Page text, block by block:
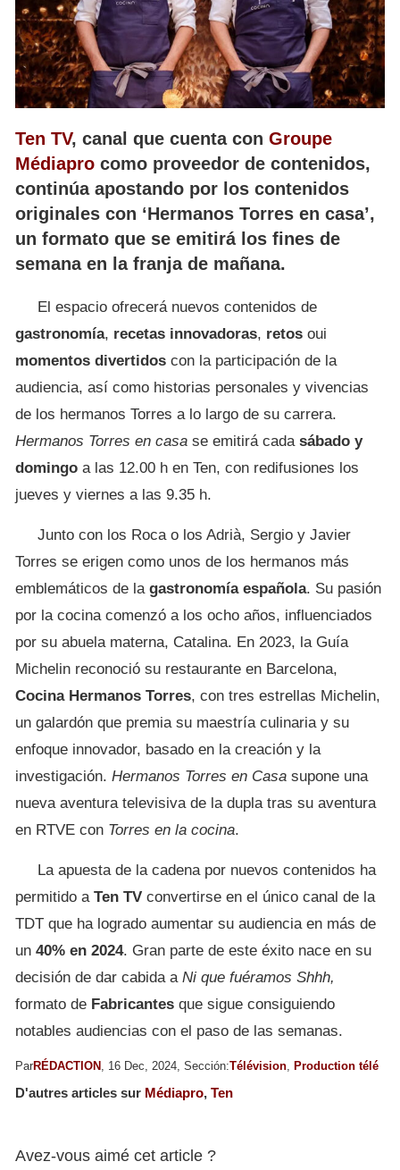
Ten TV, canal que cuenta con Groupe
Médiapro como proveedor de contenidos,
continúa apostando por los contenidos
originales con ‘Hermanos Torres en casa’,
un formato que se emitirá los fines de
semana en la franja de mañana.
El espacio ofrecerá nuevos contenidos de
gastronomía, recetas innovadoras, retos oui
momentos divertidos con la participación de la
audiencia, así como historias personales y vivencias
de los hermanos Torres a lo largo de su carrera.
Hermanos Torres en casa se emitirá cada sábado y
domingo a las 12.00 h en Ten, con redifusiones los
jueves y viernes a las 9.35 h.
Junto con los Roca o los Adrià, Sergio y Javier
Torres se erigen como unos de los hermanos más
emblemáticos de la gastronomía española. Su pasión
por la cocina comenzó a los ocho años, influenciados
por su abuela materna, Catalina. En 2023, la Guía
Michelin reconoció su restaurante en Barcelona,
Cocina Hermanos Torres, con tres estrellas Michelin,
un galardón que premia su maestría culinaria y su
enfoque innovador, basado en la creación y la
investigación. Hermanos Torres en Casa supone una
nueva aventura televisiva de la dupla tras su aventura
en RTVE con Torres en la cocina.
La apuesta de la cadena por nuevos contenidos ha
permitido a Ten TV convertirse en el único canal de la
TDT que ha logrado aumentar su audiencia en más de
un 40% en 2024. Gran parte de este éxito nace en su
decisión de dar cabida a Ni que fuéramos Shhh,
formato de Fabricantes que sigue consiguiendo
notables audiencias con el paso de las semanas.
ParRÉDACTION , 16 Dec, 2024, Sección:Télévision Production télé
D'autres articles sur Médiapro, Ten
Avez-vous aimé cet article ?